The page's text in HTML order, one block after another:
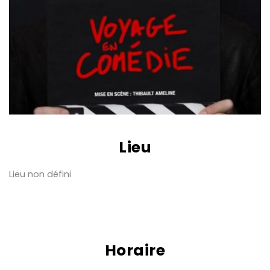
Lieu
Lieu non défini
Horaire